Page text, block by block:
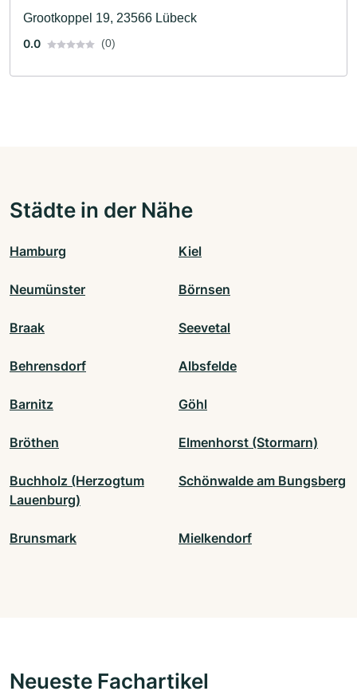
Grootkoppel 19, 23566 Lübeck
0.0
(0)
Städte in der Nähe
Hamburg Kiel
Neumünster Börnsen
Braak Seevetal
Behrensdorf Albsfelde
Barnitz Göhl
Bröthen Elmenhorst (Stormarn)
Buchholz (Herzogtum
Lauenburg)
Schönwalde am Bungsberg
Brunsmark Mielkendorf
Neueste Fachartikel